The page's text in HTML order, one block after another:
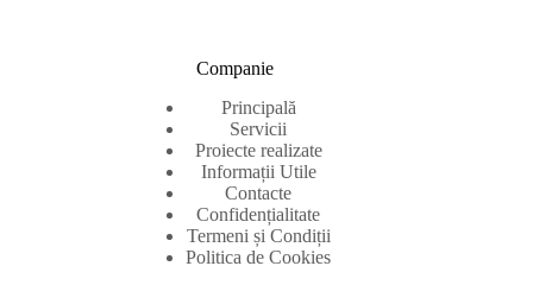
Companie
Principală
Servicii
Proiecte realizate
Informații Utile
Contacte
Confidențialitate
Termeni și Condiții
Politica de Cookies